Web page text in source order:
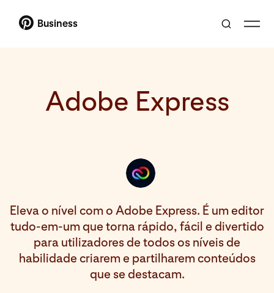
Business
Adobe Express
Eleva o nível com o Adobe Express. É um editor
tudo-em-um que torna rápido, fácil e divertido
para utilizadores de todos os níveis de
habilidade criarem e partilharem conteúdos
que se destacam.